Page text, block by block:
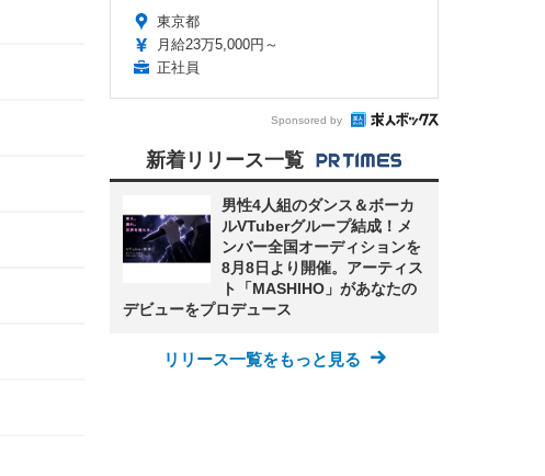
東京都
月給23万5,000円～
正社員
Sponsored by
新着リリース一覧
男性4人組のダンス＆ボーカ
ルVTuberグループ結成！メ
ンバー全国オーディションを
8月8日より開催。アーティス
ト「MASHIHO」があなたの
デビューをプロデュース
リリース一覧をもっと見る